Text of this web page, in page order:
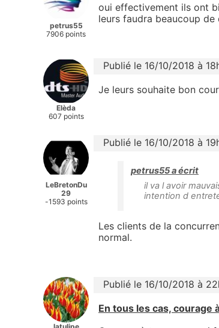
petrus55
7906 points
oui effectivement ils ont
leurs faudra beaucoup de
Elèda
607 points
Publié le 16/10/2018 à
Je leurs souhaite bon
LeBretonDu
29
-1593 points
Publié le 16/10/2018 à
petrus55 a écrit
il va l avoir
intention d
Les clients de la
normal.
Publié le 16/10/2018 à
En tous les cas, courage